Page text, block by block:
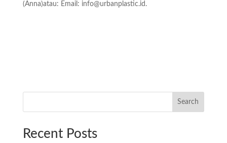
(Anna)atau: Email: info@urbanplastic.id.
Search
Recent Posts